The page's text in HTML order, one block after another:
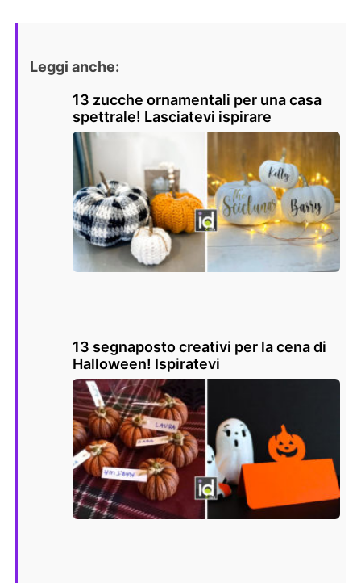
Leggi anche:
13 zucche ornamentali per una casa
spettrale! Lasciatevi ispirare
13 segnaposto creativi per la cena di
Halloween! Ispiratevi